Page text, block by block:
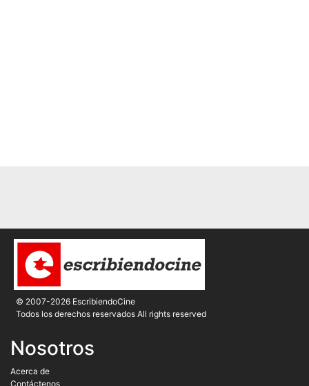
© 2007-2026 EscribiendoCine
Todos los derechos reservados All rights reserved
Nosotros
Acerca de
Contáctenos